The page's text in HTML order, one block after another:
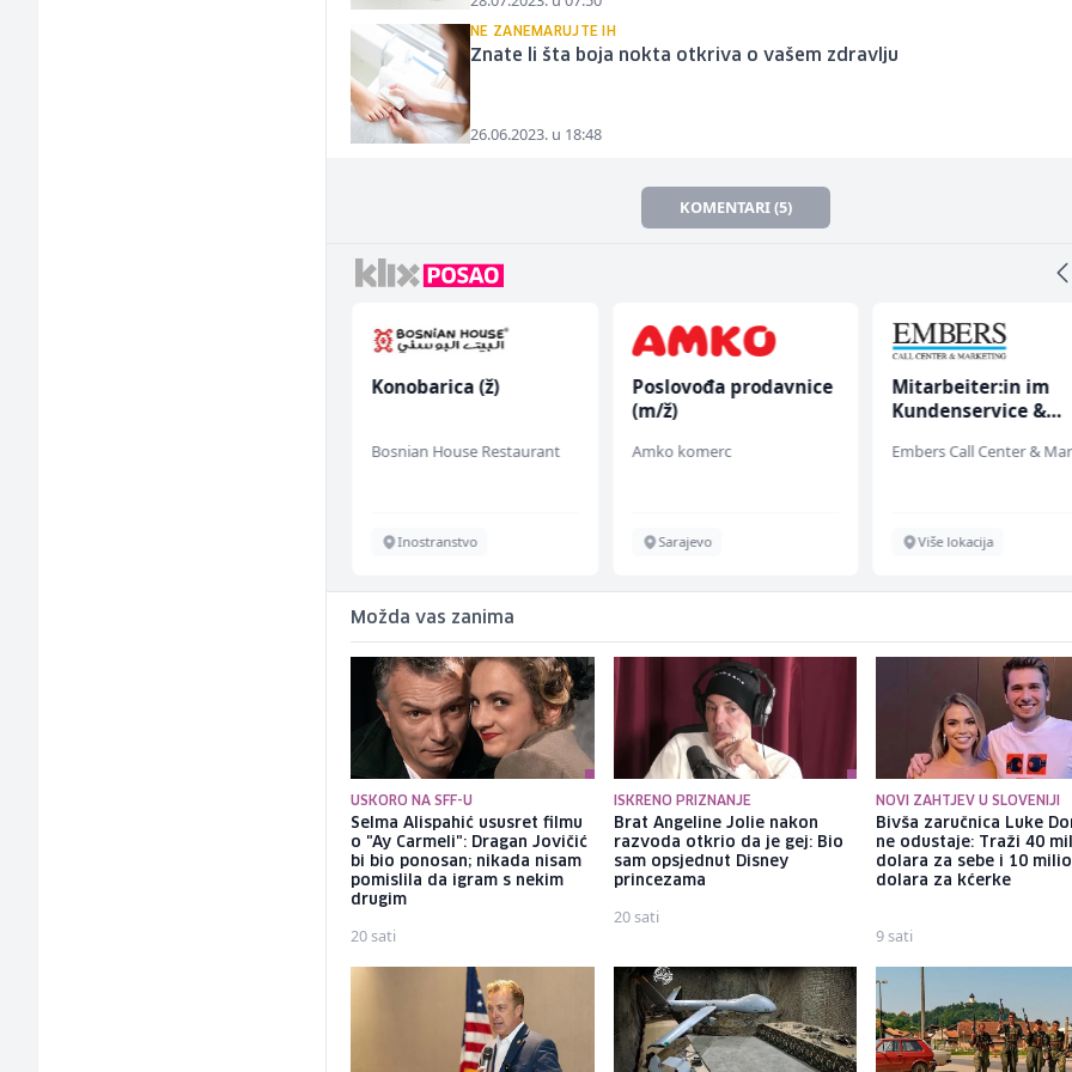
NE ZANEMARUJTE IH
Znate li šta boja nokta otkriva o vašem zdravlju
26.06.2023. u 18:48
KOMENTARI (5)
Konobarica (ž)
Bosnian House Restaurant
Inostranstvo
Poslovođa prodavnice
(m/ž)
Amko komerc
Sarajevo
Mitarbeiter:in im
Kundenservice &
Više lokacija
Možda vas zanima
USKORO NA SFF-U
Selma Alispahić ususret filmu
o "Ay Carmeli": Dragan Jovičić
bi bio ponosan; nikada nisam
pomislila da igram s nekim
drugim
20 sati
ISKRENO PRIZNANJE
Brat Angeline Jolie nakon
razvoda otkrio da je gej: Bio
sam opsjednut Disney
princezama
20 sati
NOVI ZAHTJEV U SLOVENIJI
Bivša zaručnica Luke
ne odustaje: Traži 40
dolara za sebe i 10
dolara za kćerke
9 sati